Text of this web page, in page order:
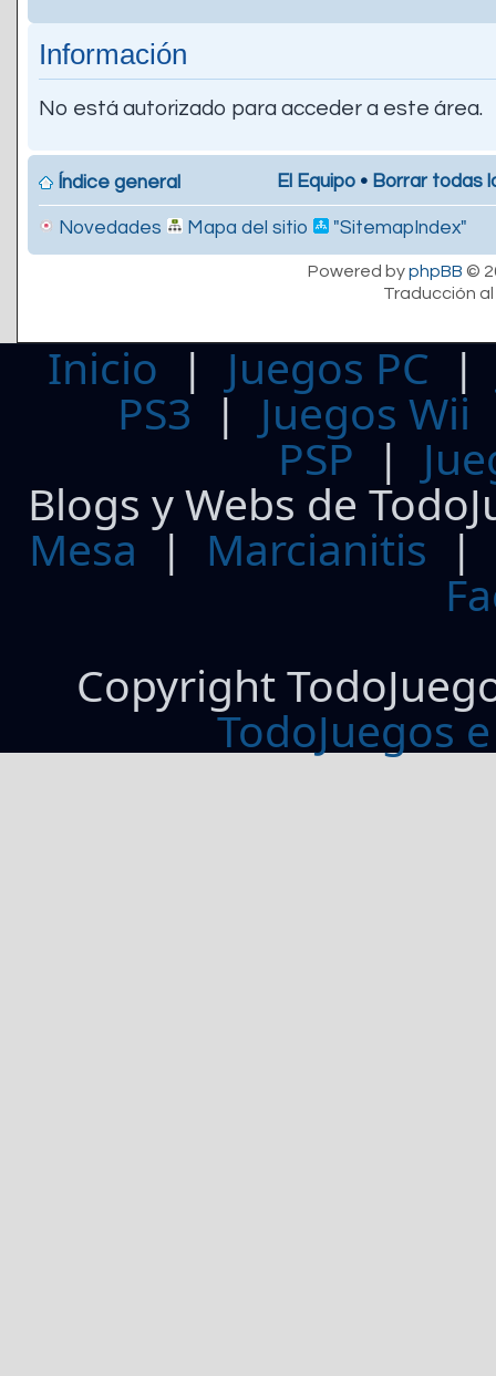
Información
No está autorizado para acceder a este área.
Índice general El Equipo • Borrar todas
Novedades Mapa del sitio "SitemapIndex"
Powered byphpBB ©
Traducción
Inicio | Juegos PC
PS3| Juegos Wii
PSP |
Blogs y Webs de
Mesa | Marcianitis |
Copyright
TodoJuegos